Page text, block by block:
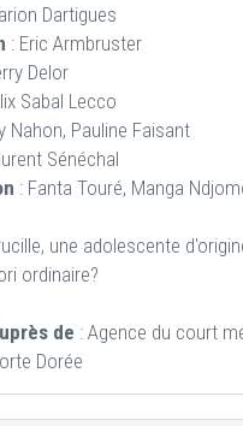
Dartigues
: Eric Armbruster
Delor
Sabal Lecco
Nahon, Pauline Faisant
Sénéchal
: Fanta Touré, Manga
une adolescente
ordinaire?
de : Agence du court
Dorée